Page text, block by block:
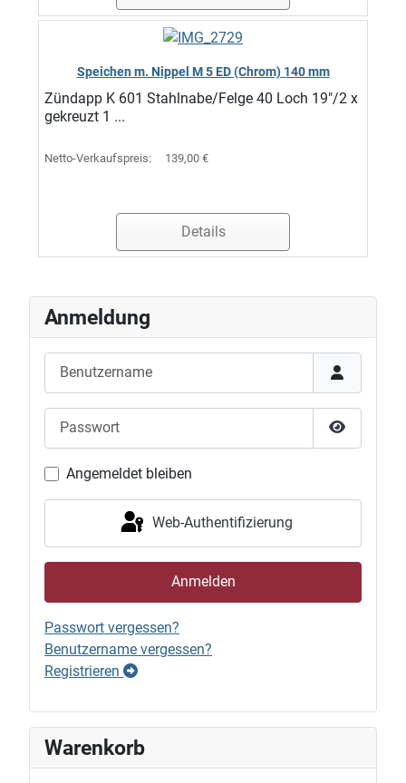
Speichen m. Nippel M 5 ED (Chrom) 140 mm
Zündapp K 601 Stahlnabe/Felge 40 Loch 19"/2 x
gekreuzt 1 ...
Netto-Verkaufspreis: 139,00 €
Details
Anmeldung
Passwort
Angemeldet bleiben
Web-Authentifizierung
Anmelden
Passwort vergessen?
Benutzername vergessen?
Registrieren
Warenkorb